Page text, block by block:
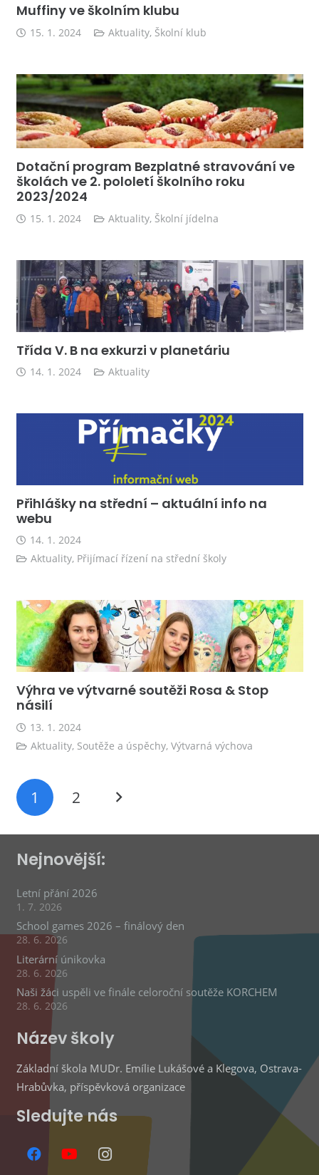
Muffiny ve školním klubu
15. 1. 2024 Aktuality, Školní klub
Dotační program Bezplatné stravování ve
školách ve 2. pololetí školního roku
2023/2024
15. 1. 2024 Aktuality, Školní jídelna
Třída V. B na exkurzi v planetáriu
14. 1. 2024 Aktuality
Přihlášky na střední – aktuální info na
webu
14. 1. 2024
Aktuality, Přijímací řízení na střední školy
Výhra ve výtvarné soutěži Rosa & Stop
násilí
13. 1. 2024
Aktuality, Soutěže a úspěchy, Výtvarná výchova
1 2
Nejnovější:
Letní přání 2026
1. 7. 2026
School games 2026 – finálový den
28. 6. 2026
Literární únikovka
28. 6. 2026
Naši žáci uspěli ve finále celoroční soutěže KORCHEM
28. 6. 2026
Název školy
Základní škola MUDr. Emílie Lukášové a Klegova, Ostrava-
Hrabůvka, příspěvková organizace
Sledujte nás